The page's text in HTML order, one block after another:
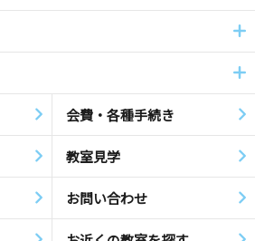
会費・各種手続き
教室見学
お問い合わせ